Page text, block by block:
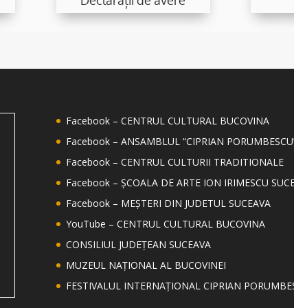
Facebook – CENTRUL CULTURAL BUCOVINA
Facebook – ANSAMBLUL “CIPRIAN
Facebook – CENTRUL CULTURII TRADITIONALE
Facebook – ȘCOALA DE ARTE ION IRIMESCU
Facebook – MEȘTERI DIN JUDETUL SUCEAVA
YouTube – CENTRUL CULTURAL BUCOVINA
CONSILIUL JUDEȚEAN SUCEAVA
MUZEUL NAȚIONAL AL BUCOVINEI
FESTIVALUL INTERNAȚIONAL CIPRIAN